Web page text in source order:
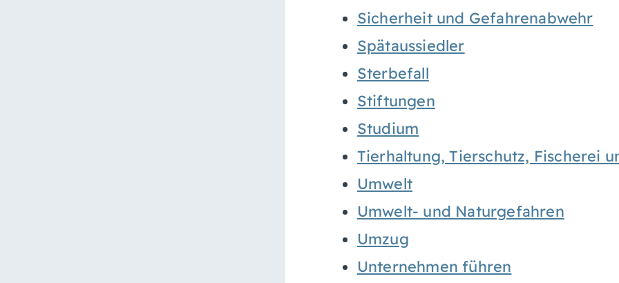
Sicherheit und Gefahrenabwehr
Spätaussiedler
Sterbefall
Stiftungen
Studium
Tierhaltung, Tierschutz, Fischerei
Umwelt
Umwelt- und Naturgefahren
Umzug
Unternehmen führen